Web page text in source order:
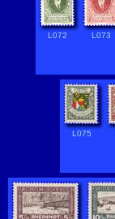
L072 L073
L075